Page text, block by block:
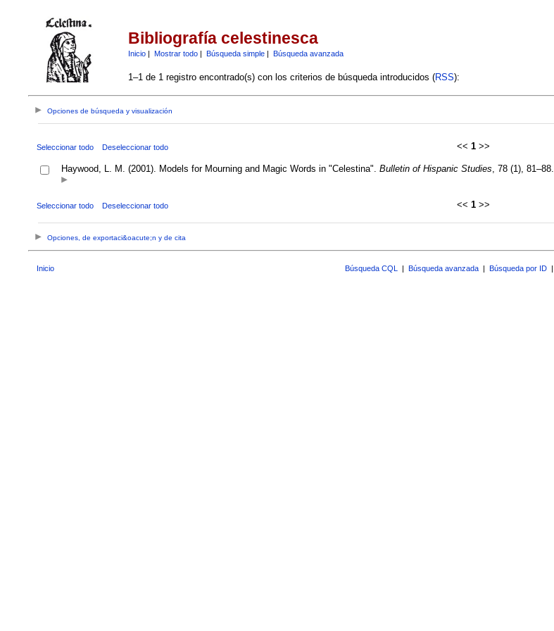
Bibliografía celestinesca
Inicio| Mostrar todo| Búsqueda simple| Búsqueda avanzada
1–1 de 1 registro encontrado(s) con los criterios de búsqueda introducidos (RSS):
Opciones de búsqueda y visualización
Seleccionar todo Deseleccionar todo << 1>>
Haywood, L. M. (2001). Models for Mourning and Magic Words in "Celestina". Bulletin of Hispanic Studies , 78 (1), 81–88.
Seleccionar todo Deseleccionar todo << 1>>
Opciones, de exportaci&oacute;n y de cita
Inicio Búsqueda CQL | Búsqueda avanzada | Búsqueda por ID |